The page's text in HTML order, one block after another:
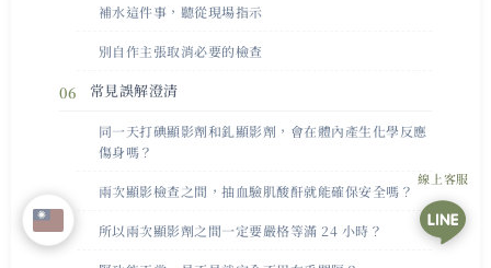
補水這件事，聽從現場指示
別自作主張取消必要的檢查
常見誤解澄清
同一天打碘顯影劑和釓顯影劑，會在體內產生化學反應
傷身嗎？
兩次顯影檢查之間，抽血驗肌酸酐就能確保安全嗎？
所以兩次顯影劑之間一定要嚴格等滿 24 小時？
線上客服